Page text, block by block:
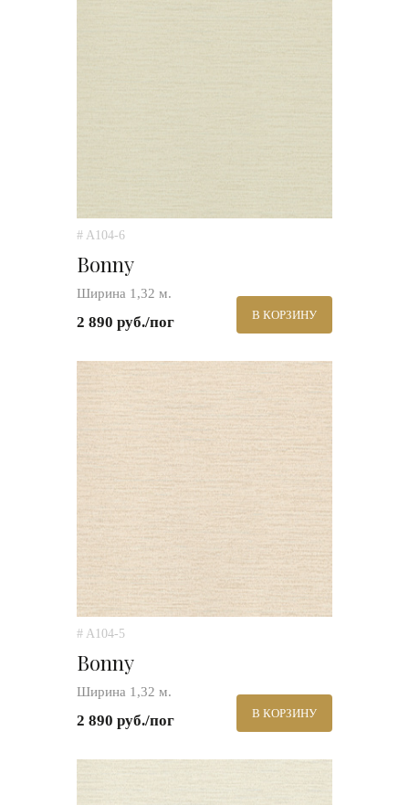
# A104-6
Bonny
Ширина 1,32 м.
2 890 руб./пог В КОРЗИНУ
# A104-5
Bonny
Ширина 1,32 м.
2 890 руб./пог В КОРЗИНУ